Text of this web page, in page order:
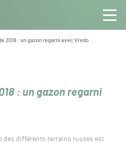
2018 : un gazon regarni avec Vredo
: un gazon regarni
des différents terrains russes est